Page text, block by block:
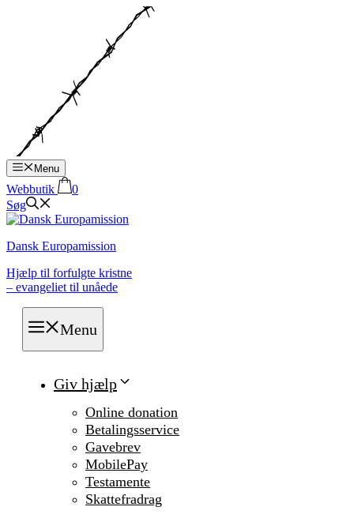
Menu
Webbutik
0
Søg
Dansk Europamission
Hjælp til forfulgte kristne
– evangeliet til unåede
Menu
Giv hjælp
Online donation
Betalingsservice
Gavebrev
MobilePay
Testamente
Skattefradrag